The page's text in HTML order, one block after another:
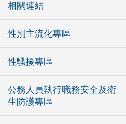
相關連結
性別主流化專區
性騷擾專區
公務人員執行職務安全及衛
生防護專區